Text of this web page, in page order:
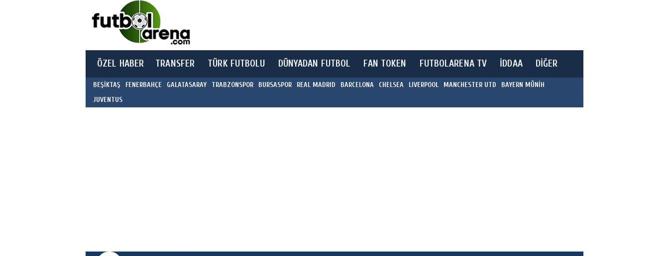
ÖZEL HABER TRANSFER TÜRK FUTBOLU DÜNYADAN FUTBOL FAN TOKEN FUTBOLARENA TV İDDAA DİĞER
BEŞİKTAŞ FENERBAHÇE GALATASARAY TRABZONSPOR BURSASPOR REAL MADRID BARCELONA CHELSEA LIVERPOOL MANCHESTER UTD
BAYERN MÜNİH
JUVENTUS